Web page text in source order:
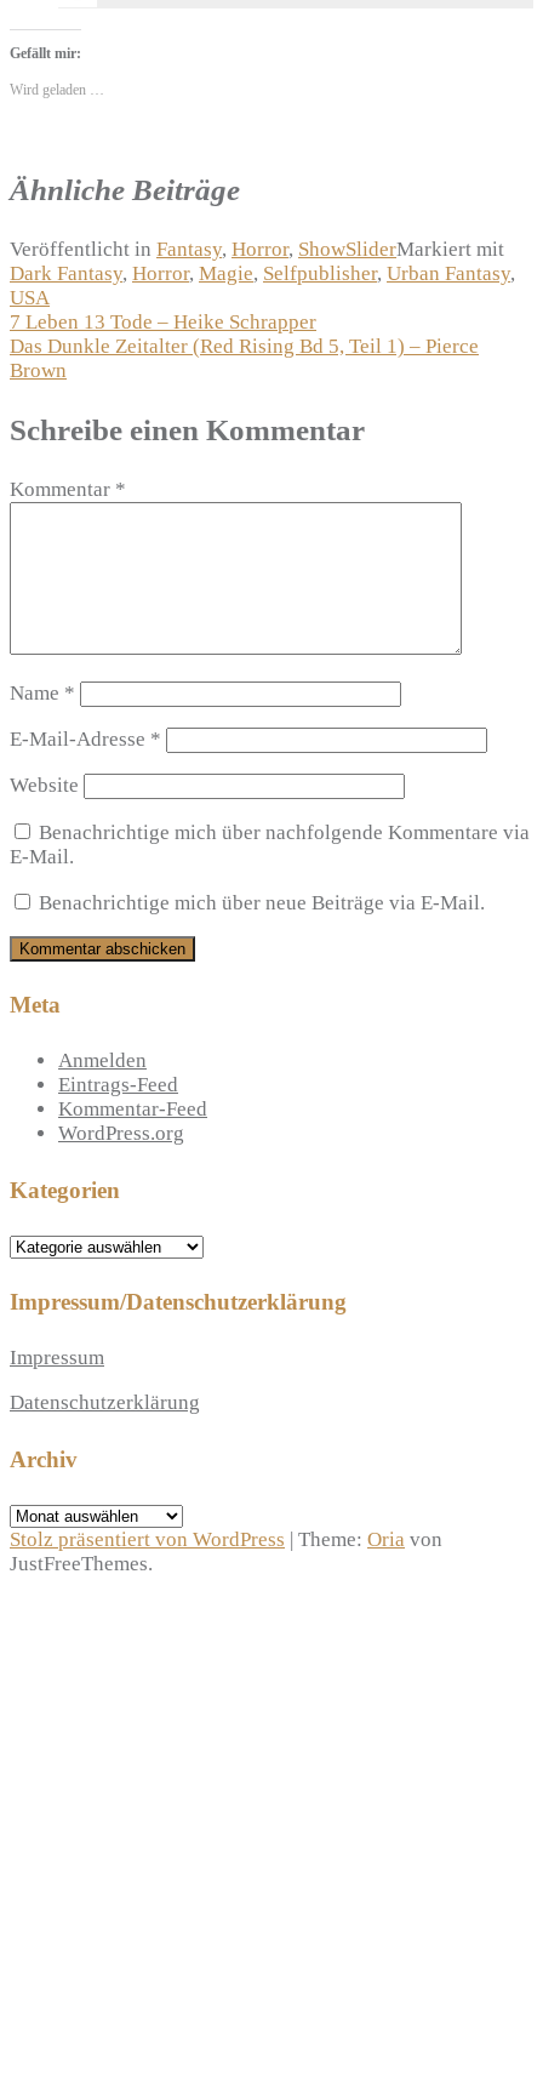
Gefällt mir:
Wird geladen …
Ähnliche Beiträge
Veröffentlicht in Fantasy, Horror, ShowSliderMarkiert mit
Dark Fantasy, Horror, Magie, Selfpublisher, Urban Fantasy,
USA
Beitragsnavigation
7 Leben 13 Tode – Heike Schrapper
Das Dunkle Zeitalter (Red Rising Bd 5, Teil 1) – Pierce
Brown
Schreibe einen Kommentar
Kommentar *
Name *
E-Mail-Adresse *
Website
Benachrichtige mich über nachfolgende Kommentare via
E-Mail.
Benachrichtige mich über neue Beiträge via E-Mail.
Meta
Anmelden
Eintrags-Feed
Kommentar-Feed
WordPress.org
Kategorien
Kategorien
Impressum/Datenschutzerklärung
Impressum
Datenschutzerklärung
Archiv
Archiv
Stolz präsentiert von WordPress | Theme: Oria von
JustFreeThemes.